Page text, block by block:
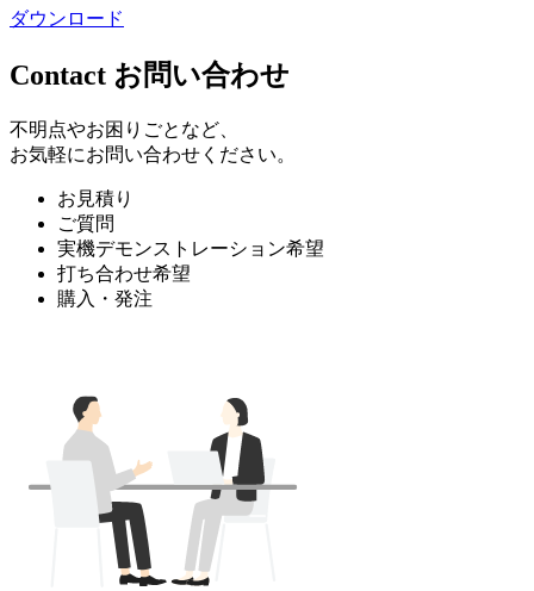
ダウンロード
Contact お問い合わせ
不明点やお困りごとなど、
お気軽にお問い合わせください。
お見積り
ご質問
実機デモンストレーション希望
打ち合わせ希望
購入・発注